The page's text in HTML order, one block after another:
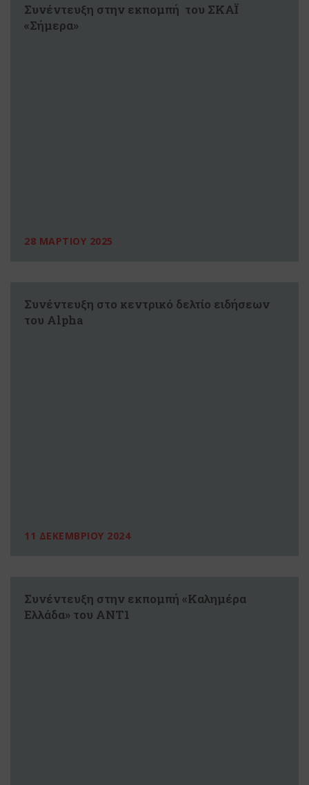
Συνέντευξη στην εκπομπή του ΣΚΑΪ
«Σήμερα»
28 ΜΑΡΤΙΟΥ 2025
Συνέντευξη στο κεντρικό δελτίο ειδήσεων
του Alpha
11 ΔΕΚΕΜΒΡΙΟΥ 2024
Συνέντευξη στην εκπομπή «Καλημέρα
Ελλάδα» του ΑΝΤ1